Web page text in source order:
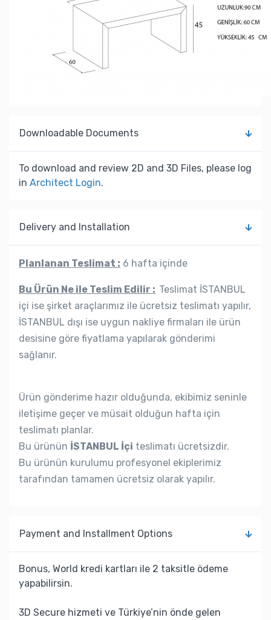
Downloadable Documents
To download and review 2D and 3D Files, please log
in Architect Login.
Delivery and Installation
Planlanan Teslimat : 6 hafta içinde
Bu Ürün Ne ile Teslim Edilir : Teslimat İSTANBUL
içi ise şirket araçlarımız ile ücretsiz teslimatı yapılır,
İSTANBUL dışı ise uygun nakliye firmaları ile ürün
desisine göre fiyatlama yapılarak gönderimi
sağlanır.
Ürün gönderime hazır olduğunda, ekibimiz seninle
iletişime geçer ve müsait olduğun hafta için
teslimatı planlar.
Bu ürünün İSTANBUL İçi teslimatı ücretsizdir.
Bu ürünün kurulumu profesyonel ekiplerimiz
tarafından tamamen ücretsiz olarak yapılır.
Payment and Installment Options
Bonus, World kredi kartları ile 2 taksitle ödeme
yapabilirsin.
3D Secure hizmeti ve Türkiye’nin önde gelen